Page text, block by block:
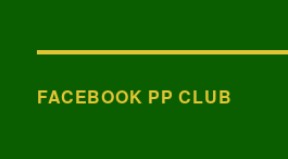
kifejezésre:
FACEBOOK PP CLUB